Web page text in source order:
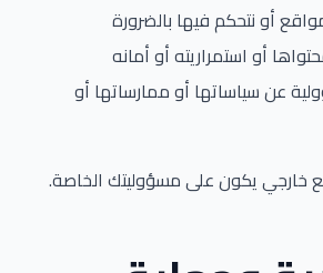
أو نتحكم فيها بالضرورة
أو استمراريته أو أمانه
عن سياساتها أو ممارساتها أو
خارجي يكون على مسؤوليتك الخاصة.